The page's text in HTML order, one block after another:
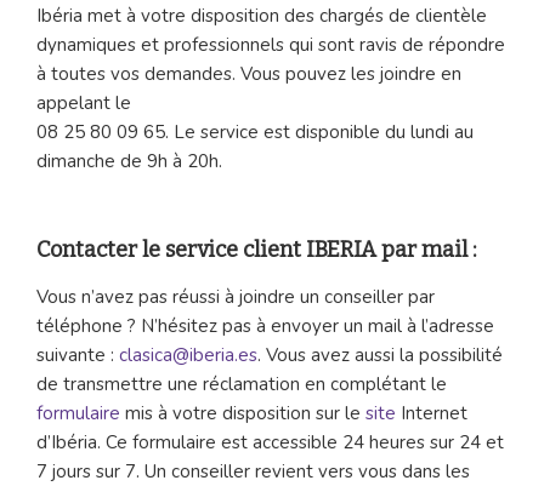
Ibéria met à votre disposition des chargés de clientèle
dynamiques et professionnels qui sont ravis de répondre
à toutes vos demandes. Vous pouvez les joindre en
appelant le
08 25 80 09 65. Le service est disponible du lundi au
dimanche de 9h à 20h.
Contacter le service client IBERIA par mail :
Vous n’avez pas réussi à joindre un conseiller par
téléphone ? N’hésitez pas à envoyer un mail à l’adresse
suivante : clasica@iberia.es. Vous avez aussi la possibilité
de transmettre une réclamation en complétant le
formulaire mis à votre disposition sur le site Internet
d’Ibéria. Ce formulaire est accessible 24 heures sur 24 et
7 jours sur 7. Un conseiller revient vers vous dans les